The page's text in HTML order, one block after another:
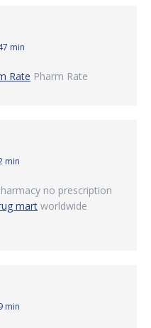
min
Rate Pharm Rate
min
no prescription
mart worldwide
min